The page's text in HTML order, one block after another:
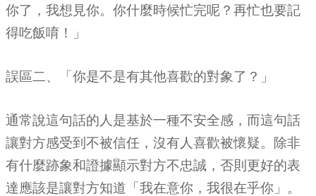
你了，我想見你。你什麼時候忙完呢？再忙也要記
得吃飯唷！」
誤區二、「你是不是有其他喜歡的對象了？」
通常說這句話的人是基於一種不安全感，而這句話
讓對方感受到不被信任，沒有人喜歡被懷疑。除非
有什麼跡象和證據顯示對方不忠誠，否則更好的表
達應該是讓對方知道「我在意你，我很在乎你」。